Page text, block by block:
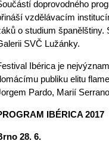
doprovodného
vzdělávacím
o studium španělštiny.
SVČ Lužánky.
Ibérica je
publiku elitu
Pardo, Marií
IBÉRICA 2017
28. 6.